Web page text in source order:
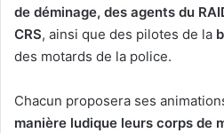
de déminage, des agents du
CRS, ainsi que des pilotes de la
des motards de la police.
Chacun proposera ses
manière ludique leurs corps de